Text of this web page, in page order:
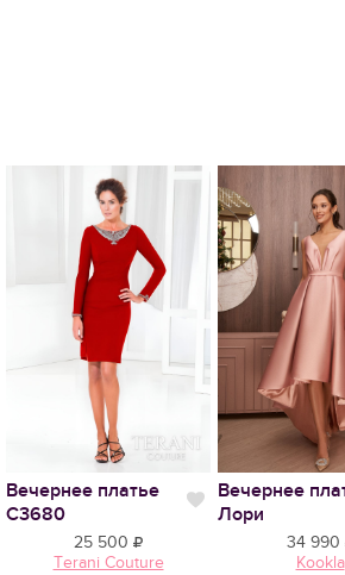
Нравится
Вечернее платье
С3680
Нравится
25 500
Terani Couture
Вечернее
Лори
34 990
Kookla